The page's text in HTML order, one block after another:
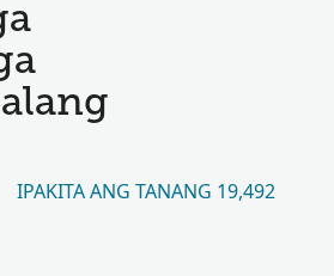
IPAKITA ANG TANANG 19,492